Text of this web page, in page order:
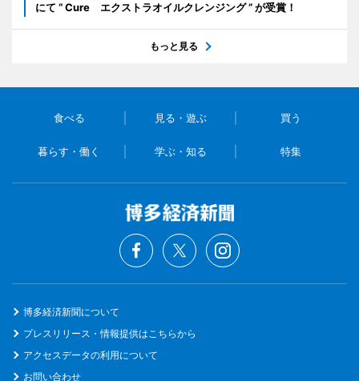
にて “ Cure エクストラオイルクレンジング ” が受賞！
もっと見る
食べる 見る・遊ぶ 買う
暮らす・働く 学ぶ・知る 特集
博多経済新聞について
プレスリリース・情報提供はこちらから
アクセスデータの利用について
お問い合わせ